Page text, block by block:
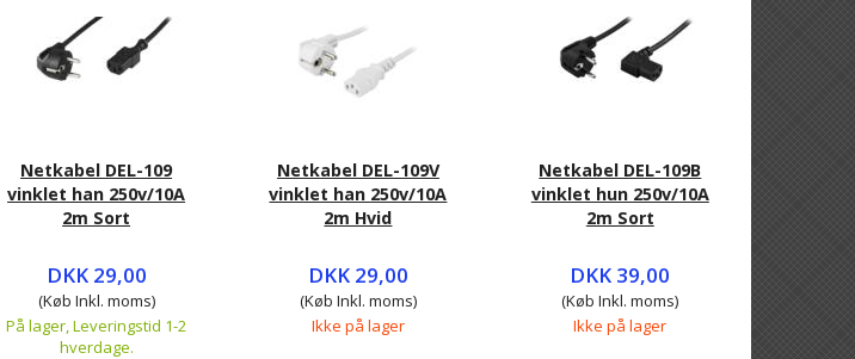
Netkabel DEL-109
vinklet han 250v/10A
2m Sort
DKK 29,00
(Køb Inkl. moms)
På lager, Leveringstid 1-2
hverdage.
Netkabel DEL-109V
vinklet han 250v/10A
2m Hvid
DKK 29,00
(Køb Inkl. moms)
Ikke på lager
Netkabel DEL-109B
vinklet hun 250v/10A
2m Sort
DKK 39,00
(Køb Inkl. moms)
Ikke på lager